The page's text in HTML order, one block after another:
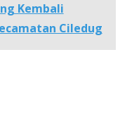
Kembali
Ciledug